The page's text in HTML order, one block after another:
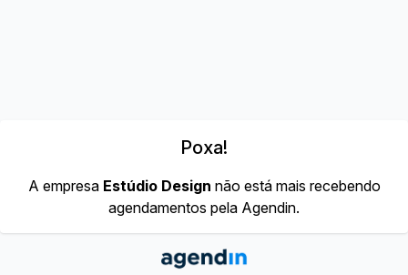
Poxa!
A empresa Estúdio Design não está mais recebendo
agendamentos pela Agendin.